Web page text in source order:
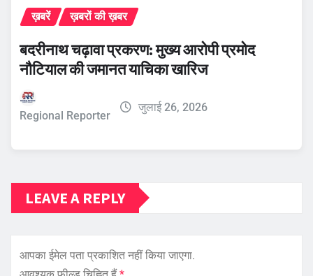
ख़बरें ख़बरों की ख़बर
बदरीनाथ चढ़ावा प्रकरण: मुख्य आरोपी प्रमोद
नौटियाल की जमानत याचिका खारिज
Regional Reporter
जुलाई 26, 2026
LEAVE A REPLY
आपका ईमेल पता प्रकाशित नहीं किया जाएगा.